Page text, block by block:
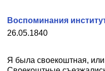
26.05.1840
Воспоминания
Я была своекоштная,